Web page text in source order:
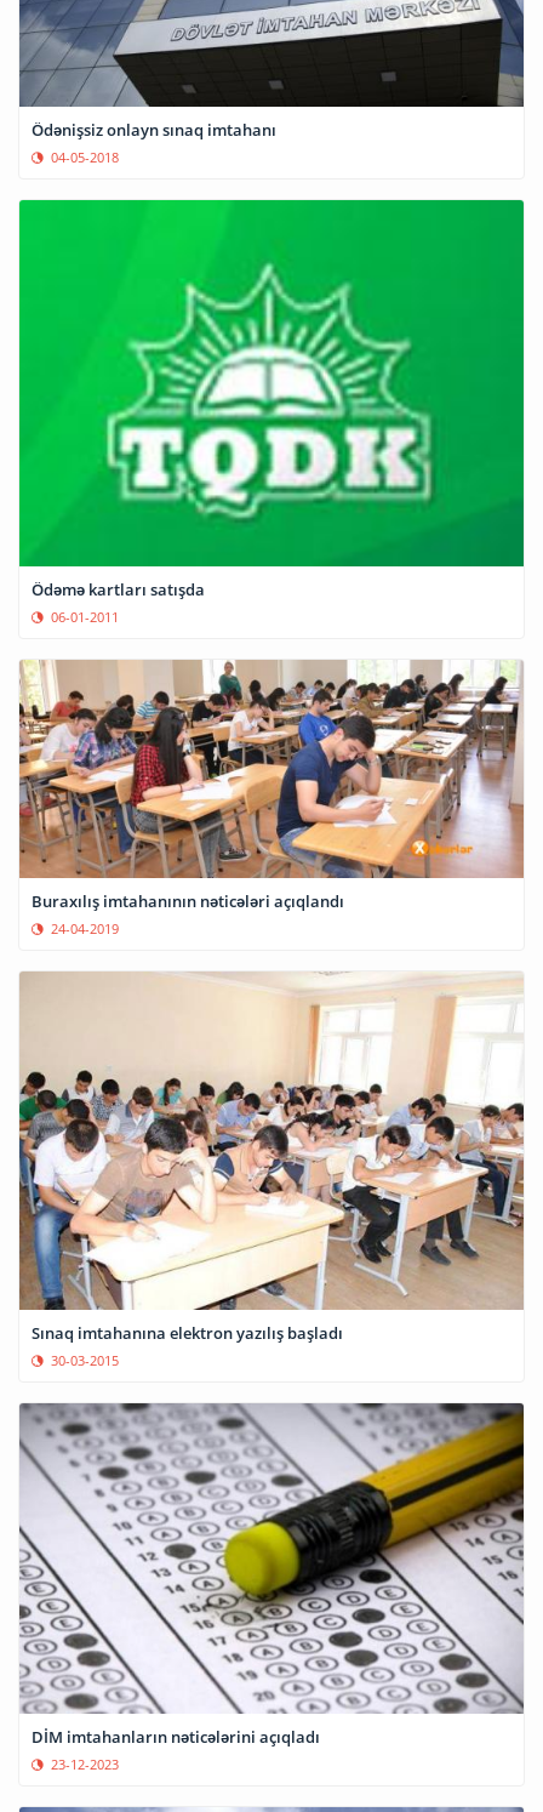
Ödənişsiz onlayn sınaq imtahanı
04-05-2018
Ödəmə kartları satışda
06-01-2011
Buraxılış imtahanının nəticələri açıqlandı
24-04-2019
Sınaq imtahanına elektron yazılış başladı
30-03-2015
DİM imtahanların nəticələrini açıqladı
23-12-2023